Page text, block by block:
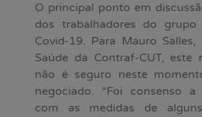
O principal ponto em
dos trabalhadores do
Covid-19. Para Mauro Salles,
Saúde da Contraf-CUT, este
não é seguro neste
negociado. “Foi consenso a
com as medidas de